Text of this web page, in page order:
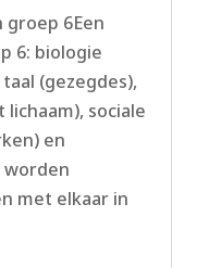
6Een
6: biologie
(gezegdes),
sociale
en
met elkaar in